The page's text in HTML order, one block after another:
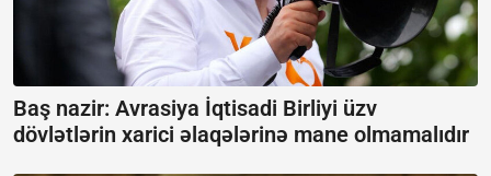
Baş nazir: Avrasiya İqtisadi Birliyi üzv
dövlətlərin xarici əlaqələrinə mane olmamalıdır